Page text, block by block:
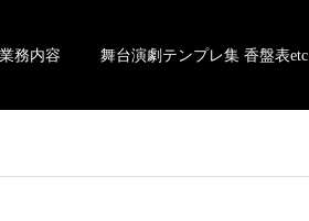
業務内容 舞台演劇テンプレ集 香盤表etc